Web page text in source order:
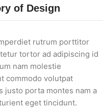
of Design
rutrum porttitor
tortor ad adipiscing id
nam molestie
commodo volutpat
justo porta montes nam a
eget tincidunt.